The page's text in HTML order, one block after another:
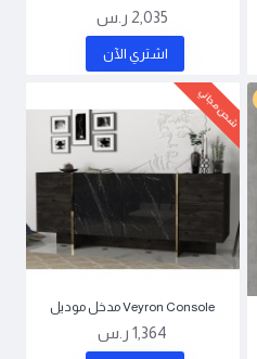
2,035 ر.س
اشتري اﻵن
شحن مجاني
Veyron Console مدخل موديل
1,364 ر.س